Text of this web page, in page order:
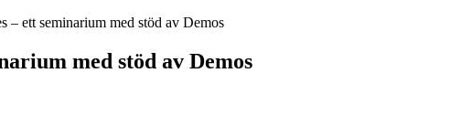
– ett seminarium med stöd av Demos
med stöd av Demos